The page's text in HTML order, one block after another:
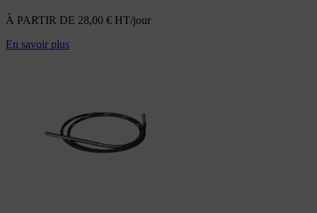
À PARTIR DE 28,00 € HT/jour
En savoir plus